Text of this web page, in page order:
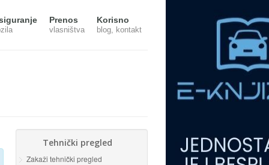
Prenos
vlasništva
Korisno
blog, kontakt
Tehnički pregled
Zakaži tehnički pregled